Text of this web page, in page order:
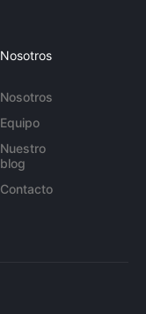
Nosotros
Nosotros
Equipo
Nuestro
blog
Contacto